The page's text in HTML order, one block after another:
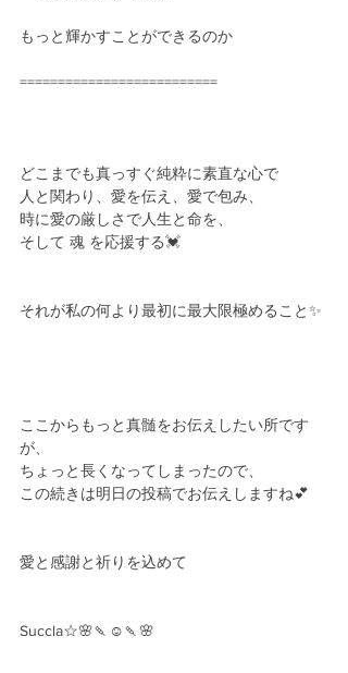
もっと輝かすことができるのか
==========================
どこまでも真っすぐ純粋に素直な心で
人と関わり、愛を伝え、愛で包み、
時に愛の厳しさで人生と命を、
そして 魂 を応援する💓
それが私の何より最初に最大限極めること✨
ここからもっと真髄をお伝えしたい所です
が、
ちょっと長くなってしまったので、
この続きは明日の投稿でお伝えしますね💕
愛と感謝と祈りを込めて
Succla☆🌸🍡☺️🍡🌸